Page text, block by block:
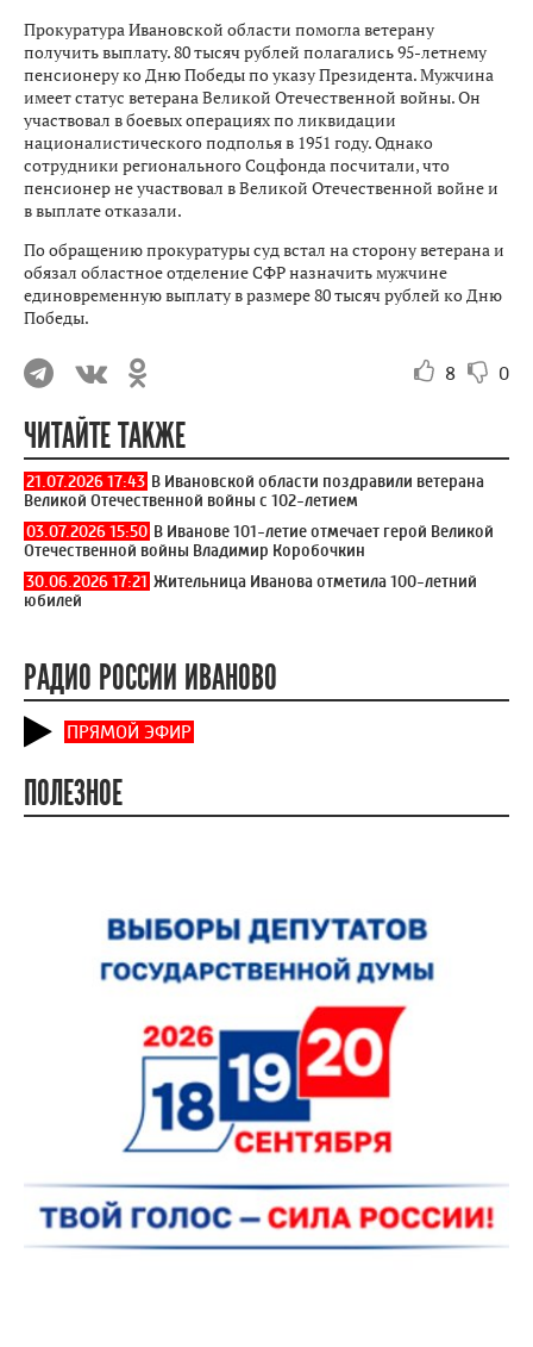
Прокуратура Ивановской области помогла ветерану
получить выплату. 80 тысяч рублей полагались 95-летнему
пенсионеру ко Дню Победы по указу Президента. Мужчина
имеет статус ветерана Великой Отечественной войны. Он
участвовал в боевых операциях по ликвидации
националистического подполья в 1951 году. Однако
сотрудники регионального Соцфонда посчитали, что
пенсионер не участвовал в Великой Отечественной войне и
в выплате отказали.
По обращению прокуратуры суд встал на сторону ветерана и
обязал областное отделение СФР назначить мужчине
единовременную выплату в размере 80 тысяч рублей ко Дню
Победы.
8 0
ЧИТАЙТЕ ТАКЖЕ
21.07.2026 17:43 В Ивановской области поздравили ветерана
Великой Отечественной войны с 102-летием
03.07.2026 15:50 В Иванове 101-летие отмечает герой Великой
Отечественной войны Владимир Коробочкин
30.06.2026 17:21 Жительница Иванова отметила 100-летний
юбилей
РАДИО РОССИИ ИВАНОВО
ПРЯМОЙ ЭФИР
ПОЛЕЗНОЕ